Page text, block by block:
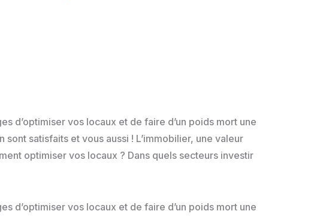
d’optimiser vos locaux et de faire d’un poids mort une
satisfaits et vous aussi ! L’immobilier, une valeur
optimiser vos locaux ? Dans quels secteurs investir
d’optimiser vos locaux et de faire d’un poids mort une